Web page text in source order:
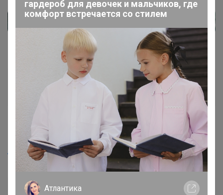
ЕленаЛен
Кандидат в магистры
16 декабря, 2022 21:18
Artemida, то есть до стопа можно будет определиться?
Артемида
гардероб для девочек и мальчиков, где
комфорт встречается со стилем
Атлантика